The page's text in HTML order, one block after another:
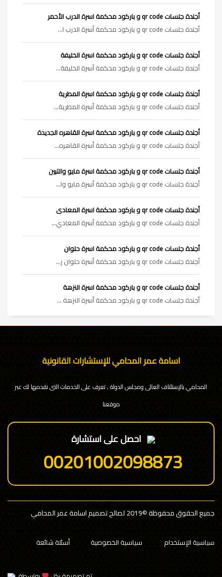
أجندة جلسات qr code و باركود محكمة اسرة الدرب الأحمر
أجندة جلسات qr code و باركود محكمة أسرة الدرب ا...
أجندة جلسات qr code و باركود محكمة اسرة الخليفة
أجندة جلسات qr code و باركود محكمة أسرة الخليفة...
أجندة جلسات qr code و باركود محكمة اسرة المطرية
أجندة جلسات qr code و باركود محكمة أسرة المطرية...
أجندة جلسات qr code و باركود محكمة اسرة القاهره الجديدة
أجندة جلسات qr code و باركود محكمة أسرة القاهره...
أجندة جلسات qr code و باركود محكمة اسرة مايو والتبين
أجندة جلسات qr code و باركود محكمة أسرة مايو وا...
أجندة جلسات qr code و باركود محكمة اسرة المعادى
أجندة جلسات qr code و باركود محكمة أسرة المعادي...
أجندة جلسات qr code و باركود محكمة اسرة حلوان
أجندة جلسات qr code و باركود محكمة أسرة حلوان ر...
أجندة جلسات qr code و باركود محكمة اسرة النزهة
أجندة جلسات qr code و باركود محكمة أسرة النزهة ...
اسامة عمر المحامي للإستشارات القانونية
المحامي بالإستئناف العالى ومجلس الدولة , تعرف على الخدمات التى نقدمها لك عبر
موقعنا
احصل على استشارة
00201002098873
جميع الحقوق محفوظة©2019 لصالح تصميم اسامة عمر المحامي
أسئلة شائعة سياسية الخصوصية سياسية الإستخدام